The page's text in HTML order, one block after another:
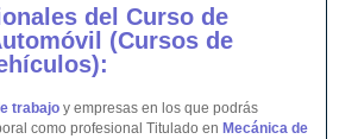
del Curso de
(Cursos de
):
trabajo y empresas en los que podrás
como profesional Titulado en Mecánica de